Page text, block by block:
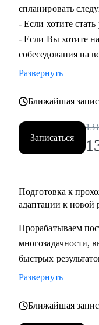
спланировать
- Если хотите
- Если Вы хотите
собеседования на
Развернуть
Ближайшая
Записаться
13
Подготовка к
адаптации к новой
Прорабатываем
многозадачности,
быстрых
Развернуть
Ближайшая